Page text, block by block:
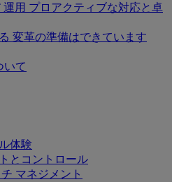
用 プロアクティブな対応と卓
変革の準備はできています
いて
体験
とコントロール
マネジメント